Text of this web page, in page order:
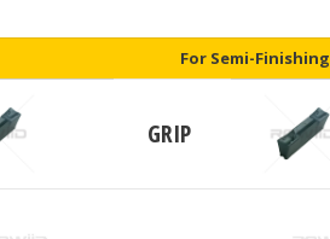
For Semi-Finishing
GRIP